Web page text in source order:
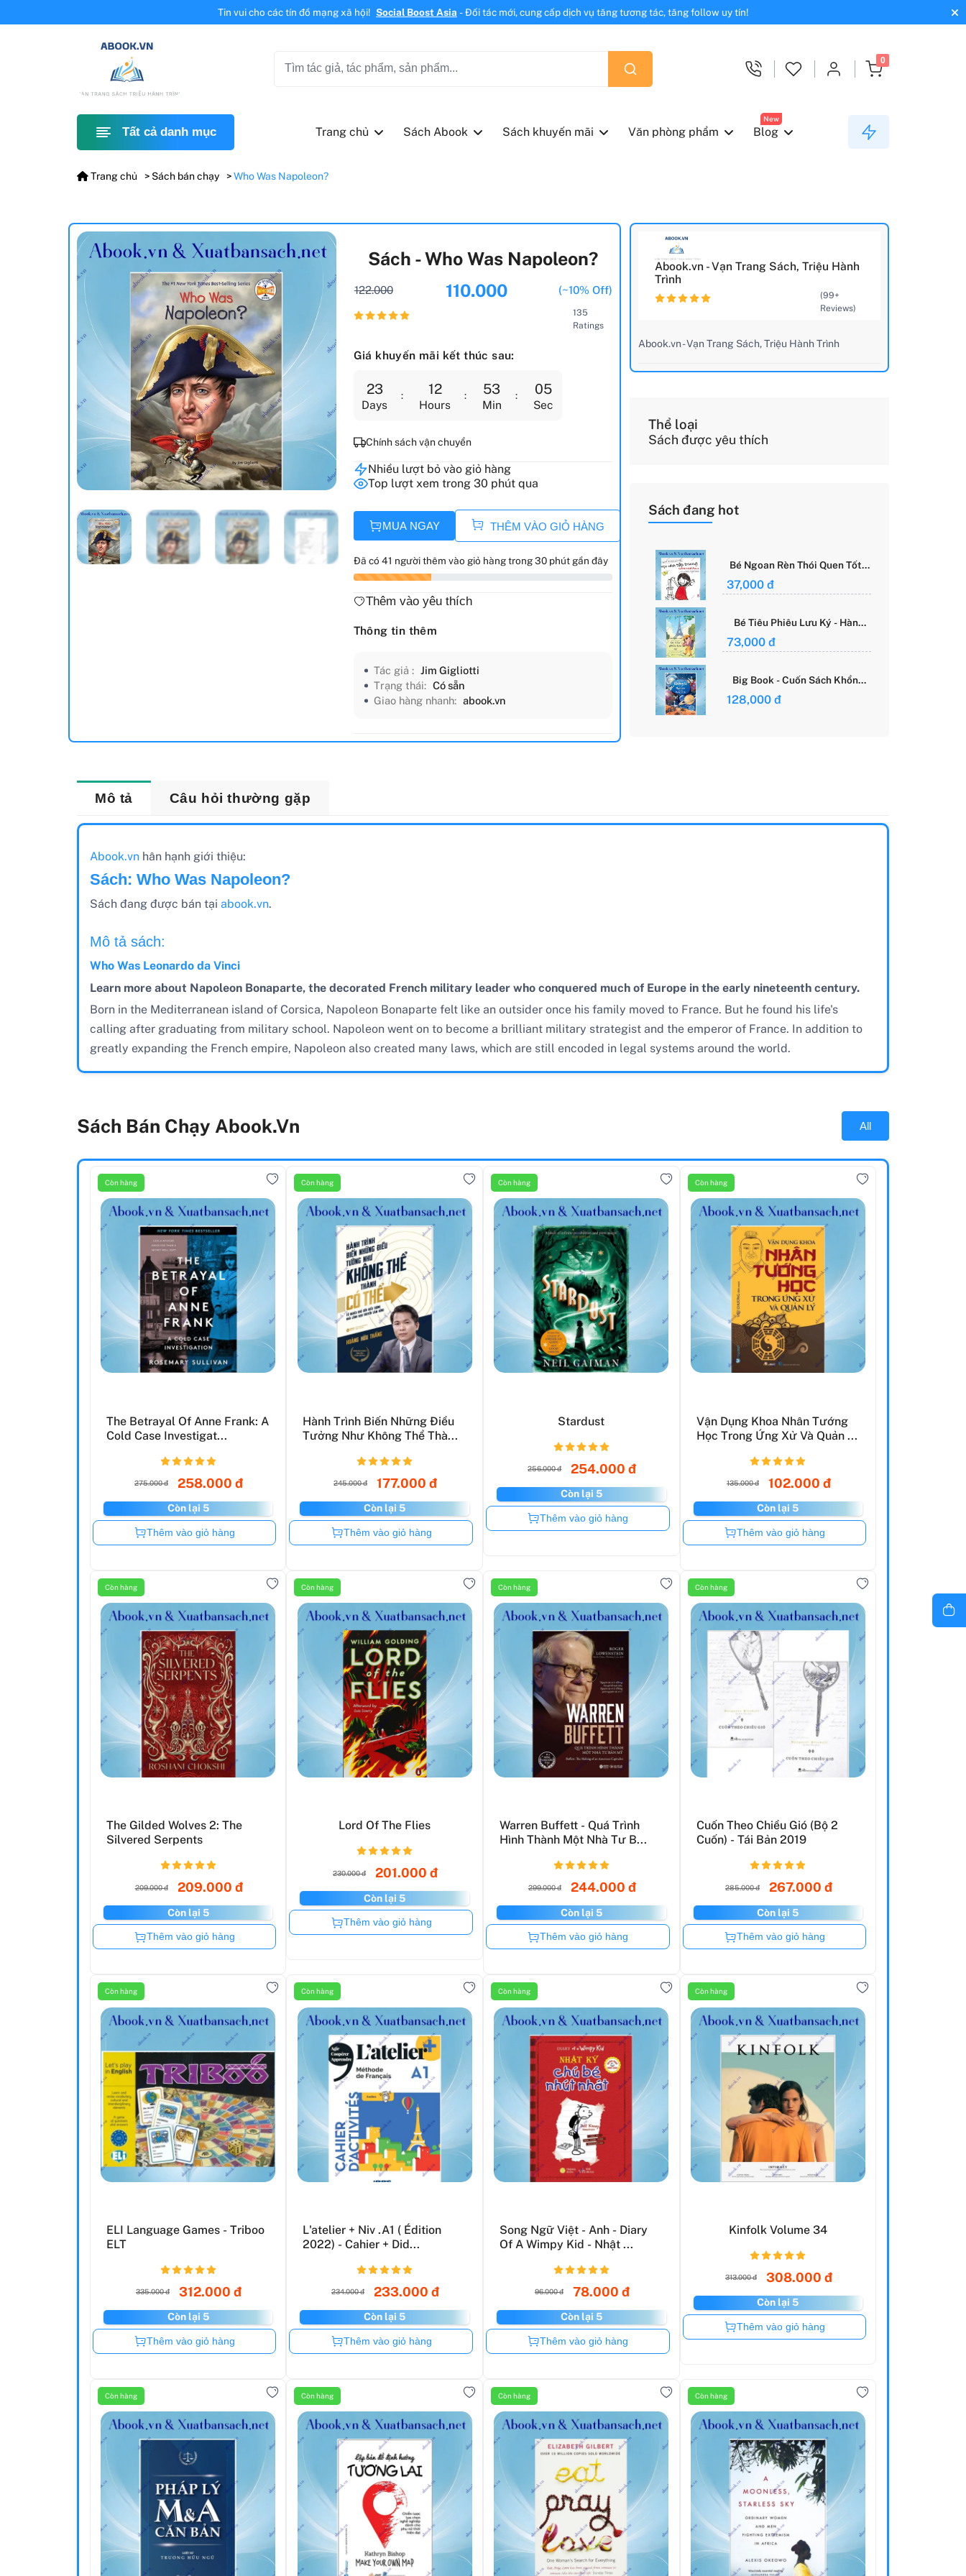
Tin vui cho các tín đồ mạng xã hội! Social Boost Asia - Đối tác mới, cung cấp dịch vụ tăng tương tác, tăng follow uy tín!
0
Tất cả danh mục Trang chủ Sách Abook Sách khuyến mãi Văn phòng phẩm
New
Blog
Trang chủ Sách bán chạy Who Was Napoleon?
Sách - Who Was Napoleon?
122.000 110.000 (~10% Off)
135
Ratings
Giá khuyến mãi kết thúc sau:
23
Days
12
Hours
53
Min
04
Sec
Chính sách vận chuyển
Nhiều lượt bỏ vào giỏ hàng
Top lượt xem trong 30 phút qua
MUA NGAY THÊM VÀO GIỎ HÀNG
Đã có 41 người thêm vào giỏ hàng trong 30 phút gần đây
Thêm vào yêu thích
Thông tin thêm
Tác giả : Jim Gigliotti
Trạng thái: Có sẵn
Giao hàng nhanh: abook.vn
Abook.vn - Vạn Trang Sách, Triệu Hành
Trình
(99+
Reviews)
Abook.vn - Vạn Trang Sách, Triệu Hành Trình
Thể loại
Sách được yêu thích
Sách đang hot
Bé Ngoan Rèn Thói Quen Tốt -
37,000 đ
Bé Tiêu Phiêu Lưu Ký - Hành
Giới Của Cô Gái Việt
73,000 đ
Big Book - Cuốn Sách Khổng
Hành Tinh (Tái Bản)
128,000 đ
Mô tả Câu hỏi thường gặp
Abook.vnhân hạnh giới thiệu:
Sách: Who Was Napoleon?
Sách đang được bán tại abook.vn.
Mô tả sách:
Who Was Leonardo da Vinci
Learn more about Napoleon Bonaparte, the decorated French military leader who conquered much of Europe in the early nineteenth century.
Born in the Mediterranean island of Corsica, Napoleon Bonaparte felt like an outsider once his family moved to France. But he found his life's
calling after graduating from military school. Napoleon went on to become a brilliant military strategist and the emperor of France. In addition to
greatly expanding the French empire, Napoleon also created many laws, which are still encoded in legal systems around the world.
Sách Bán Chạy Abook.vn All
Còn hàng
The Betrayal Of Anne Frank: A
Cold Case Investigat...
275.000 đ 258.000 đ
Còn lại 5
Còn hàng
Thêm vào giỏ hàng
Còn hàng
Hành Trình Biến Những Điều
Tưởng Như Không Thể Thà...
245.000 đ 177.000 đ
Còn lại 5
Còn hàng
Thêm vào giỏ hàng
Còn hàng
Stardust
256.000 đ 254.000 đ
Còn lại 5
Còn hàng
Thêm vào giỏ hàng
Còn hàng
Vận Dụng Khoa Nhân Tướng
Học Trong Ứng Xử Và Quản ...
135.000 đ 102.000 đ
Còn lại 5
Còn hàng
Thêm vào giỏ hàng
Còn hàng
The Gilded Wolves 2: The
Silvered Serpents
209.000 đ 209.000 đ
Còn lại 5
Còn hàng
Thêm vào giỏ hàng
Còn hàng
Lord Of The Flies
230.000 đ 201.000 đ
Còn lại 5
Còn hàng
Thêm vào giỏ hàng
Còn hàng
Warren Buffett - Quá Trình
Hình Thành Một Nhà Tư B...
299.000 đ 244.000 đ
Còn lại 5
Còn hàng
Thêm vào giỏ hàng
Còn hàng
Cuốn Theo Chiều Gió (Bộ 2
Cuốn) - Tái Bản 2019
285.000 đ 267.000 đ
Còn lại 5
Còn hàng
Thêm vào giỏ hàng
Còn hàng
ELI Language Games - Triboo
ELT
335.000 đ 312.000 đ
Còn lại 5
Còn hàng
Thêm vào giỏ hàng
Còn hàng
L'atelier + Niv .A1 ( Édition
2022) - Cahier + Did...
234.000 đ 233.000 đ
Còn lại 5
Còn hàng
Thêm vào giỏ hàng
Còn hàng
Song Ngữ Việt - Anh - Diary
Of A Wimpy Kid - Nhật ...
96.000 đ 78.000 đ
Còn lại 5
Còn hàng
Thêm vào giỏ hàng
Còn hàng
Kinfolk Volume 34
313.000 đ 308.000 đ
Còn lại 5
Còn hàng
Thêm vào giỏ hàng
Còn hàng Còn hàng Còn hàng Còn hàng